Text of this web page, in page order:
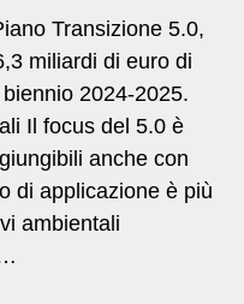
Transizione 5.0,
miliardi di euro di
2024-2025.
Il focus del 5.0 è
anche con
di applicazione è più
ambientali